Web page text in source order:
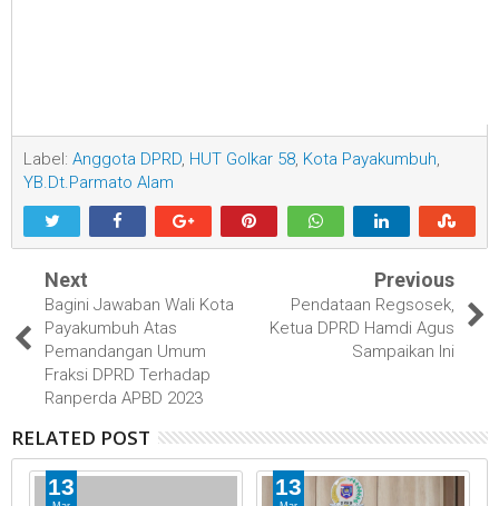
Label: Anggota DPRD, HUT Golkar 58, Kota Payakumbuh,
YB.Dt.Parmato Alam
Next
Bagini Jawaban Wali Kota
Payakumbuh Atas
Pemandangan Umum
Fraksi DPRD Terhadap
Ranperda APBD 2023
Previous
Pendataan Regsosek,
Ketua DPRD Hamdi Agus
Sampaikan Ini
RELATED POST
13
13